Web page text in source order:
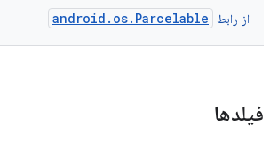
از رابط android.os.Parcelable
فیلدها